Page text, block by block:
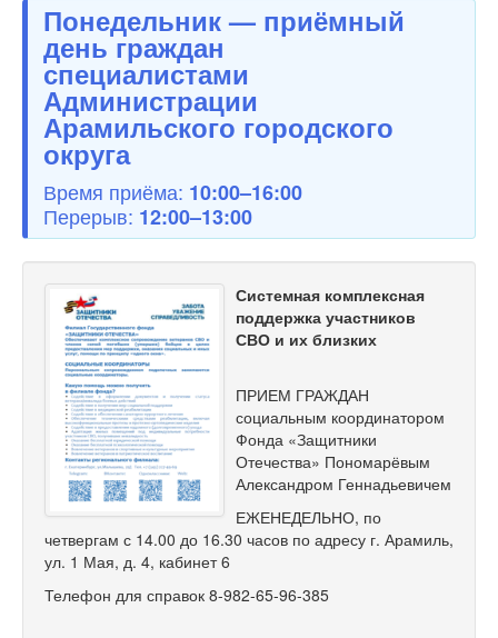
Понедельник — приёмный
день граждан
специалистами
Администрации
Арамильского городского
округа
Время приёма: 10:00–16:00
Перерыв: 12:00–13:00
Системная комплексная
поддержка участников
СВО и их близких
ПРИЕМ ГРАЖДАН
социальным координатором
Фонда «Защитники
Отечества» Пономарёвым
Александром Геннадьевичем
ЕЖЕНЕДЕЛЬНО, по
четвергам с 14.00 до 16.30 часов по адресу г. Арамиль,
ул. 1 Мая, д. 4, кабинет 6
Телефон для справок 8-982-65-96-385